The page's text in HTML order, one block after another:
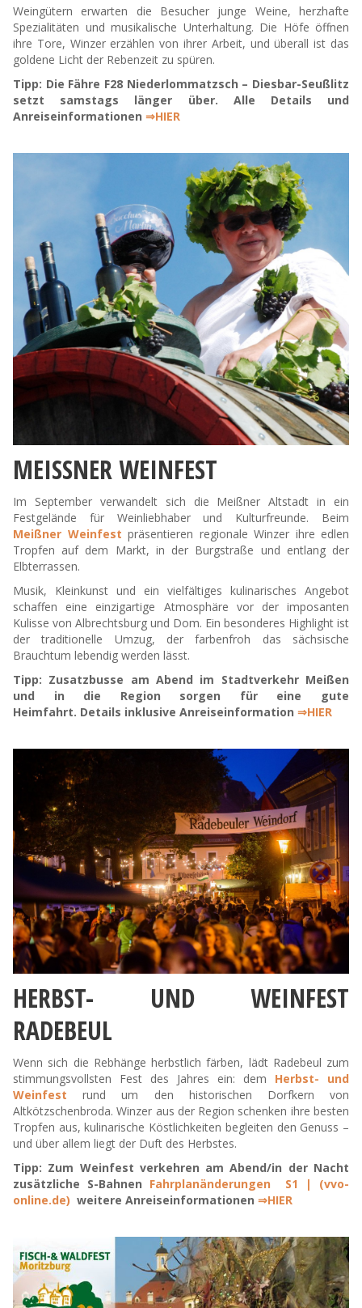
Weingütern erwarten die Besucher junge Weine, herzhafte
Spezialitäten und musikalische Unterhaltung. Die Höfe öffnen
ihre Tore, Winzer erzählen von ihrer Arbeit, und überall ist das
goldene Licht der Rebenzeit zu spüren.
Tipp: Die Fähre F28 Niederlommatzsch – Diesbar-Seußlitz
setzt samstags länger über. Alle Details und
Anreiseinformationen ⇒HIER
MEISSNER WEINFEST
Im September verwandelt sich die Meißner Altstadt in ein
Festgelände für Weinliebhaber und Kulturfreunde. Beim
Meißner Weinfest präsentieren regionale Winzer ihre edlen
Tropfen auf dem Markt, in der Burgstraße und entlang der
Elbterrassen.
Musik, Kleinkunst und ein vielfältiges kulinarisches Angebot
schaffen eine einzigartige Atmosphäre vor der imposanten
Kulisse von Albrechtsburg und Dom. Ein besonderes Highlight ist
der traditionelle Umzug, der farbenfroh das sächsische
Brauchtum lebendig werden lässt.
Tipp: Zusatzbusse am Abend im Stadtverkehr Meißen
und in die Region sorgen für eine gute
Heimfahrt. Details inklusive Anreiseinformation ⇒HIER
HERBST- UND WEINFEST
RADEBEUL
Wenn sich die Rebhänge herbstlich färben, lädt Radebeul zum
stimmungsvollsten Fest des Jahres ein: dem Herbst- und
Weinfest rund um den historischen Dorfkern von
Altkötzschenbroda. Winzer aus der Region schenken ihre besten
Tropfen aus, kulinarische Köstlichkeiten begleiten den Genuss –
und über allem liegt der Duft des Herbstes.
Tipp: Zum Weinfest verkehren am Abend/in der Nacht
zusätzliche S-Bahnen Fahrplanänderungen S1 | (vvo-
online.de) weitere Anreiseinformationen ⇒HIER